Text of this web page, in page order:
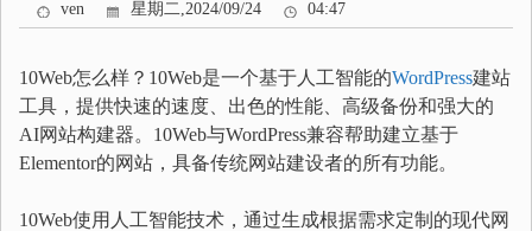
ven 星期二,2024/09/24 04:47
10Web怎么样？10Web是一个基于人工智能的WordPress建站
工具，提供快速的速度、出色的性能、高级备份和强大的
AI网站构建器。10Web与WordPress兼容帮助建立基于
Elementor的网站，具备传统网站建设者的所有功能。
10Web使用人工智能技术，通过生成根据需求定制的现代网